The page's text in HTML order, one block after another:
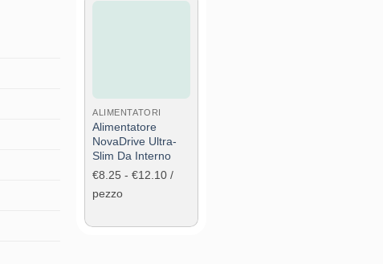
ALIMENTATORI
Alimentatore
NovaDrive Ultra-
Slim Da Interno
€8.25 - €12.10Fascia
da
/
pezzo